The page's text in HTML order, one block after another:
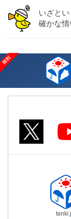
いざと
確かな